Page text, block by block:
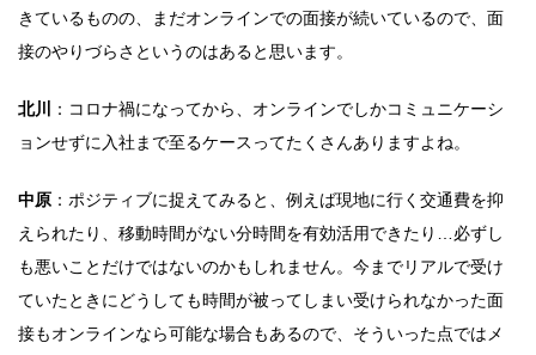
きているものの、まだオンラインでの面接が続いているので、面
接のやりづらさというのはあると思います。
北川
：コロナ禍になってから、オンラインでしかコミュニケーシ
ョンせずに入社まで至るケースってたくさんありますよね。
中原 ：ポジティブに捉えてみると、例えば現地に行く交通費を抑
えられたり、移動時間がない分時間を有効活用できたり…必ずし
も悪いことだけではないのかもしれません。今までリアルで受け
ていたときにどうしても時間が被ってしまい受けられなかった面
接もオンラインなら可能な場合もあるので、そういった点ではメ